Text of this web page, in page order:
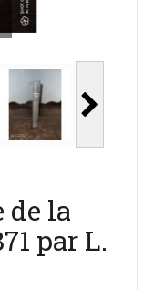
de la
par L.